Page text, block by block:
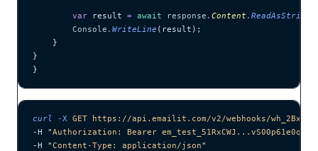
        var
result = await response . Content .
        Console
. WriteLine (result);
    }
}
}
curl -X GET https://api.emailit.com/v2/webhooks/
-H "Authorization: Bearer em_test_51RxCWJ...vS00p61e0qRE
-H "Content-Type: application/json"